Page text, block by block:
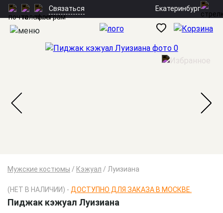
Связаться Екатеринбург
Мужские костюмы / Кэжуал / Луизиана
(НЕТ В НАЛИЧИИ) - ДОСТУПНО ДЛЯ ЗАКАЗА В МОСКВЕ.
Пиджак кэжуал Луизиана